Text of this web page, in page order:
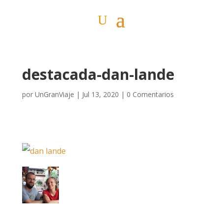
destacada-dan-lande
por UnGranViaje | Jul 13, 2020 | 0 Comentarios